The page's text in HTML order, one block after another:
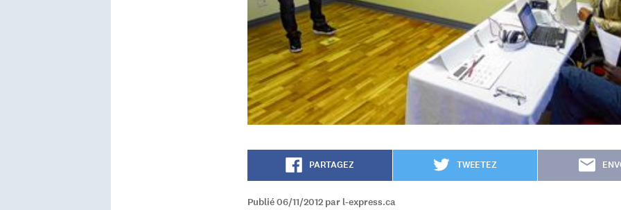
PARTAGEZ TWEETEZ
Publié 06/11/2012 par l-express.ca